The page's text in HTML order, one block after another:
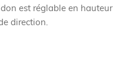
est réglable en
direction.